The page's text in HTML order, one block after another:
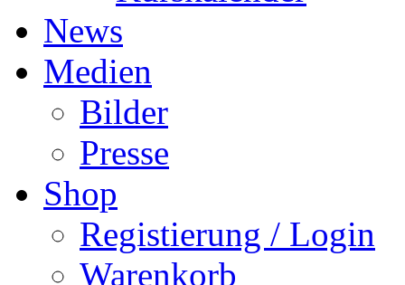
News
Medien
Bilder
Presse
Shop
Registierung / Login
Warenkorb